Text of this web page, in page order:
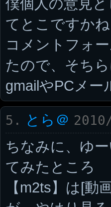
僕個人の意見
てとこですか
コメントフォ
たので、そち
gmailやPCメー
5. とら＠
ちなみに、ゆ
てみたところ
【m2ts】は[